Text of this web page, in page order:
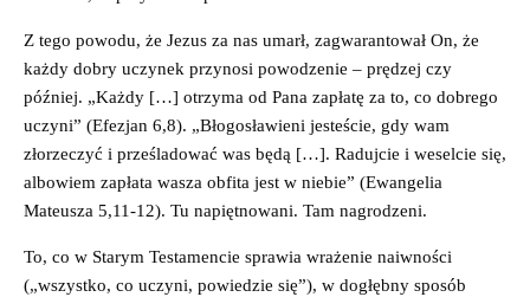
Z tego powodu, że Jezus za nas umarł, zagwarantował On, że
każdy dobry uczynek przynosi powodzenie – prędzej czy
później. „Każdy […] otrzyma od Pana zapłatę za to, co dobrego
uczyni” (Efezjan 6,8). „Błogosławieni jesteście, gdy wam
złorzeczyć i prześladować was będą […]. Radujcie i weselcie się,
albowiem zapłata wasza obfita jest w niebie” (Ewangelia
Mateusza 5,11-12). Tu napiętnowani. Tam nagrodzeni.
To, co w Starym Testamencie sprawia wrażenie naiwności
(„wszystko, co uczyni, powiedzie się”), w dogłębny sposób